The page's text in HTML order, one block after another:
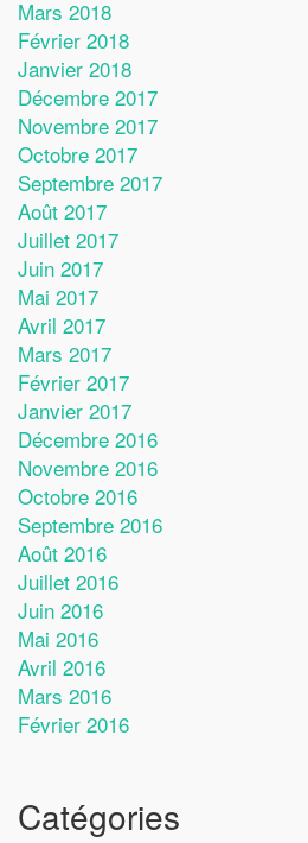
Mars 2018
Février 2018
Janvier 2018
Décembre 2017
Novembre 2017
Octobre 2017
Septembre 2017
Août 2017
Juillet 2017
Juin 2017
Mai 2017
Avril 2017
Mars 2017
Février 2017
Janvier 2017
Décembre 2016
Novembre 2016
Octobre 2016
Septembre 2016
Août 2016
Juillet 2016
Juin 2016
Mai 2016
Avril 2016
Mars 2016
Février 2016
Catégories